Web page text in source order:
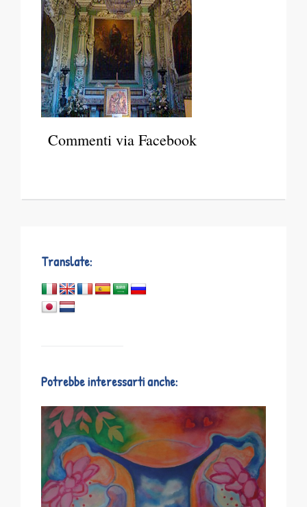
Commenti via Facebook
Translate:
Potrebbe interessarti anche: